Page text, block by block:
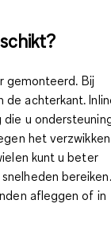
gemonteerd. Bij
de achterkant.
die u
het verzwikken
kunt u beter
bereiken.
afleggen of in